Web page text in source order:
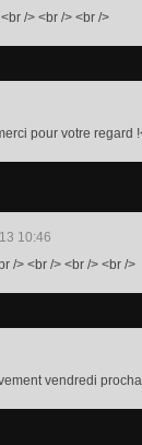
/> <br /> <br />
pour votre regard
10:46
/> <br /> <br /> <br />
vendredi